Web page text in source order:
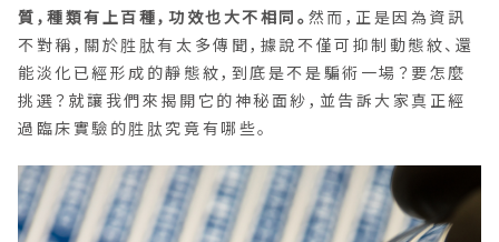
質，種類有上百種，功效也大不相同。 然而，正是因為資訊
不對稱，關於胜肽有太多傳聞，據說不僅可抑制動態紋、還
能淡化已經形成的靜態紋，到底是不是騙術一場？要怎麼
挑選？就讓我們來揭開它的神秘面紗，並告訴大家真正經
過臨床實驗的胜肽究竟有哪些。